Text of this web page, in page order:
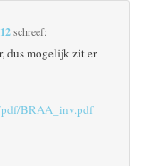
schreef:
dus mogelijk zit er
pdf/BRAA_inv.pdf